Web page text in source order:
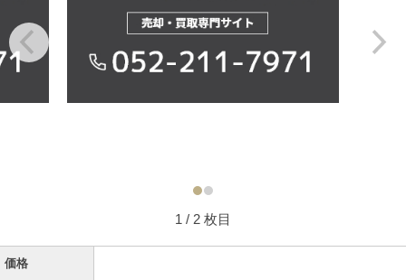
1 / 2 枚目
価格